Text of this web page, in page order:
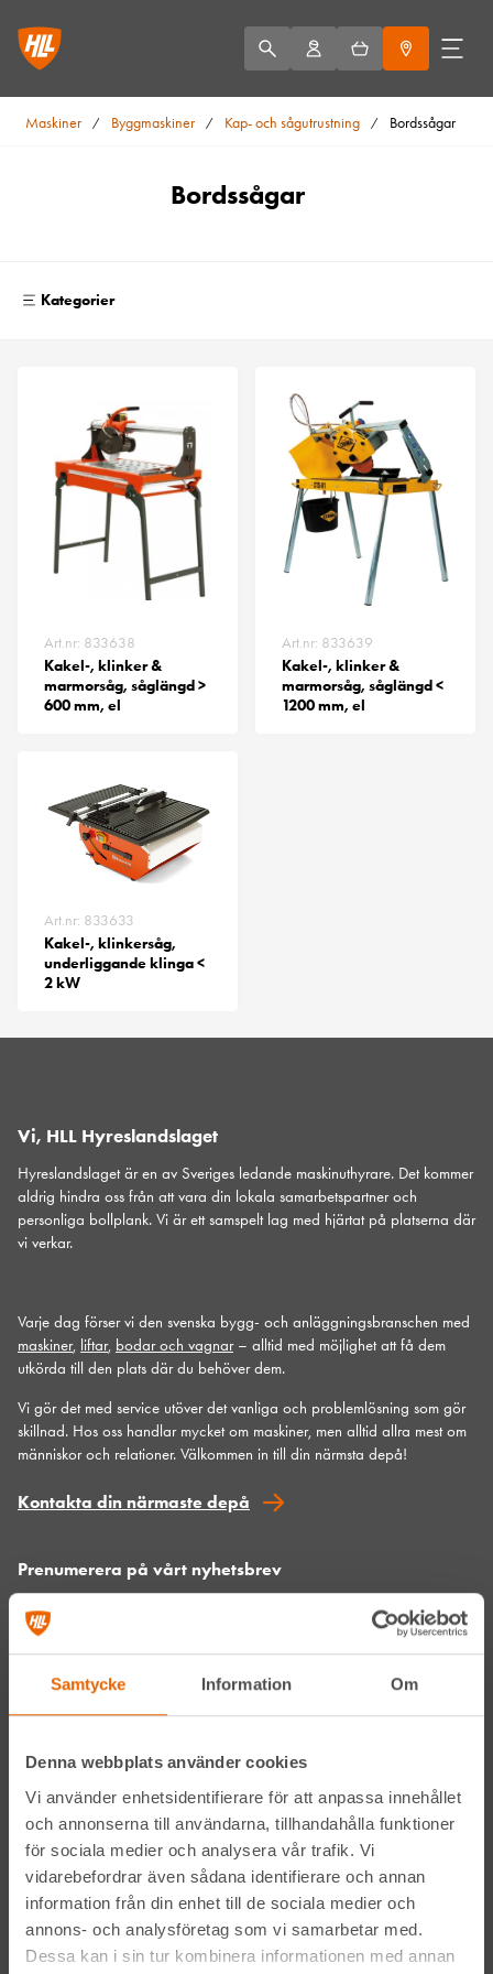
Samtycke Information Om
Denna webbplats använder cookies
Vi använder enhetsidentifierare för att anpassa innehållet
och annonserna till användarna, tillhandahålla funktioner
för sociala medier och analysera vår trafik. Vi
vidarebefordrar även sådana identifierare och annan
information från din enhet till de sociala medier och
annons- och analysföretag som vi samarbetar med.
Dessa kan i sin tur kombinera informationen med annan
Maskiner / Byggmaskiner / Kap- och sågutrustning / Bordssågar
Bordssågar
Kategorier
Art.nr: 833638
Kakel-, klinker &
marmorsåg, såglängd >
600 mm, el
Art.nr: 833639
Kakel-, klinker &
marmorsåg, såglängd <
1200 mm, el
Art.nr: 833633
Kakel-, klinkersåg,
underliggande klinga <
2 kW
Vi, HLL Hyreslandslaget
Hyreslandslaget är en av Sveriges ledande maskinuthyrare. Det kommer
aldrig hindra oss från att vara din lokala samarbetspartner och
personliga bollplank. Vi är ett samspelt lag med hjärtat på platserna där
vi verkar.
Varje dag förser vi den svenska bygg- och anläggningsbranschen med
maskiner, liftar, bodar och vagnar– alltid med möjlighet att få dem
utkörda till den plats där du behöver dem.
Vi gör det med service utöver det vanliga och problemlösning som gör
skillnad. Hos oss handlar mycket om maskiner, men alltid allra mest om
människor och relationer. Välkommen in till din närmsta depå!
Kontakta din närmaste depå
Prenumerera på vårt nyhetsbrev
Genom att anmäla mig till nyhetsbrevet godkänner jag
Hyreslandslagetsintegritetspolicy.
Alltid nära
Facebook